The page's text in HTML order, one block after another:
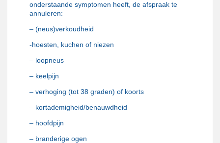
onderstaande symptomen heeft, de afspraak te
annuleren:
– (neus)verkoudheid
-hoesten, kuchen of niezen
– loopneus
– keelpijn
– verhoging (tot 38 graden) of koorts
– kortademigheid/benauwdheid
– hoofdpijn
– branderige ogen